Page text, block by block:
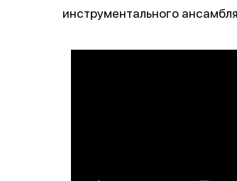
инструментального